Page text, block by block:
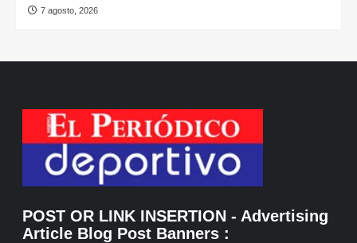
7 agosto, 2026
POST OR LINK INSERTION - Advertising
Article Blog Post Banners :